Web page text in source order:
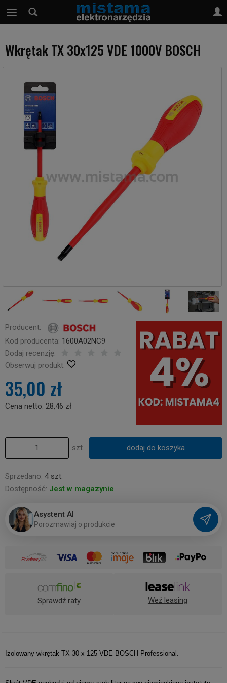
Wkrętak TX 30x125 VDE 1000V BOSCH
Producent:
Kod producenta: 1600A02NC9
Dodaj recenzję:
Obserwuj produkt:
35,00 zł
Cena netto: 28,46 zł
szt. dodaj do koszyka
Sprzedano: 4 szt.
Dostępność: Jest w magazynie
Asystent AI
Porozmawiaj o produkcie
Sprawdź raty Weź leasing
Izolowany wkrętak TX 30 x 125 VDE BOSCH Professional.